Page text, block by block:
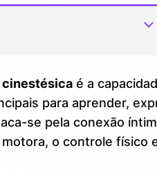
com a inteligência
corporal e cinestésica
é a
para aprender,
se pela conexão
o controle físico